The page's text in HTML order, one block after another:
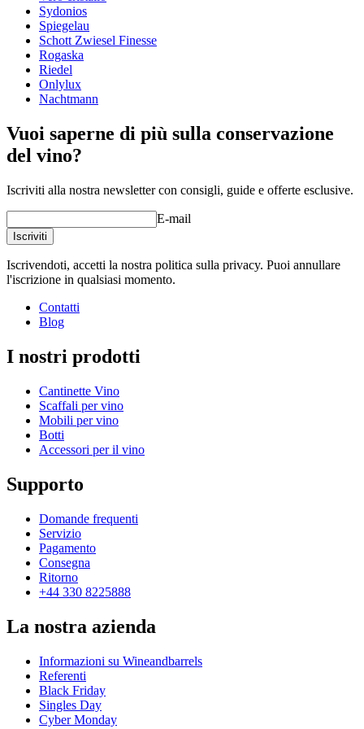
Una bellissima caraffa dal design elegante realizzata da uno
dei produttori più rinomati al mondo.
Fatto a mano
È realizzata nel cristallo con titanio senza piombo Tritan®,
brevettato da Zwiesel, che assicura durata e resistenza
Qui potete leggere i nostri consigli per il lavaggio dei calici
wine glasses
Status When Soldout
Altro
Incisione
Sydonios
Spiegelau
Schott Zwiesel Finesse
Rogaska
Riedel
Onlylux
Nachtmann
Vuoi saperne di più sulla conservazione
del vino?
Iscriviti alla nostra newsletter con consigli, guide e offerte esclusive.
E-mail
Iscriviti
Iscrivendoti, accetti la nostra politica sulla privacy. Puoi annullare
l'iscrizione in qualsiasi momento.
Contatti
Blog
I nostri prodotti
Cantinette Vino
Scaffali per vino
Mobili per vino
Botti
Accessori per il vino
Supporto
Domande frequenti
Servizio
Pagamento
Consegna
Ritorno
+44 330 8225888
La nostra azienda
Informazioni su Wineandbarrels
Referenti
Black Friday
Singles Day
Cyber Monday